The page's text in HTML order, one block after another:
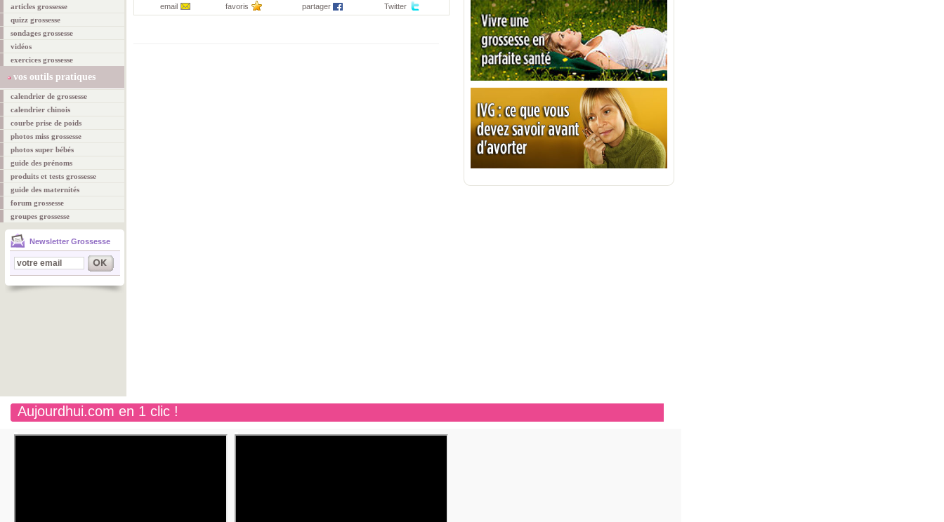
articles grossesse
quizz grossesse
sondages grossesse
vidéos
exercices grossesse
vos outils pratiques
calendrier de grossesse
calendrier chinois
courbe prise de poids
photos miss grossesse
photos super bébés
guide des prénoms
produits et tests grossesse
guide des maternités
forum grossesse
groupes grossesse
Newsletter Grossesse
email favoris partager Twitter
Aujourdhui.com en 1 clic !